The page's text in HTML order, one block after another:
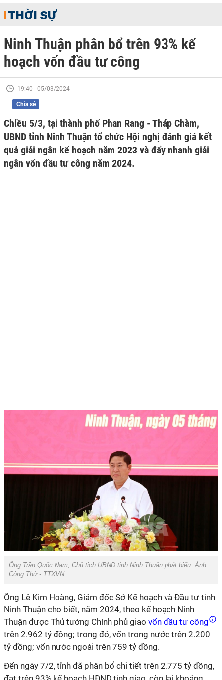
THỜI SỰ
Ninh Thuận phân bổ trên 93% kế
hoạch vốn đầu tư công
19:40 | 05/03/2024
Chia sẻ
Chiều 5/3, tại thành phố Phan Rang - Tháp Chàm,
UBND tỉnh Ninh Thuận tổ chức Hội nghị đánh giá kết
quả giải ngân kế hoạch năm 2023 và đẩy nhanh giải
ngân vốn đầu tư công năm 2024.
Ông Trần Quốc Nam, Chủ tịch UBND tỉnh Ninh Thuận phát biểu. Ảnh:
Công Thử - TTXVN.
Ông Lê Kim Hoàng, Giám đốc Sở Kế hoạch và Đầu tư tỉnh
Ninh Thuận cho biết, năm 2024, theo kế hoạch Ninh
Thuận được Thủ tướng Chính phủ giao vốn đầu tư công
trên 2.962 tỷ đồng; trong đó, vốn trong nước trên 2.200
tỷ đồng; vốn nước ngoài trên 759 tỷ đồng.
Đến ngày 7/2, tỉnh đã phân bổ chi tiết trên 2.775 tỷ đồng,
đạt trên 93% kế hoạch HĐND tỉnh giao, còn lại khoảng